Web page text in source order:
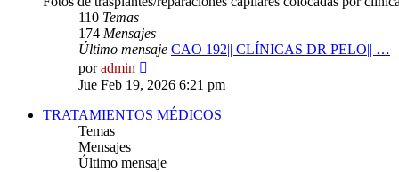
110 Temas
174 Mensajes
Último mensaje CAO 192|| CLÍNICAS DR PELO|| …
poradmin
último
Jue Feb 19, 2026 6:21 pm
TRATAMIENTOS MÉDICOS
Temas
Mensajes
Último mensaje